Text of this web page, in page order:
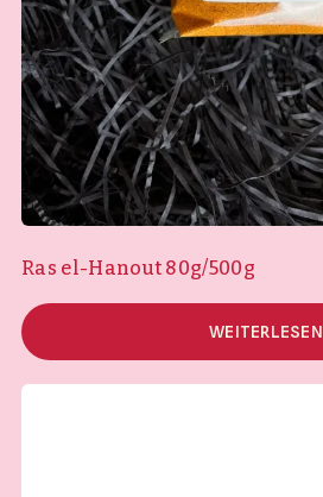
Ras el-Hanout 80g/500g
WEITERLESEN